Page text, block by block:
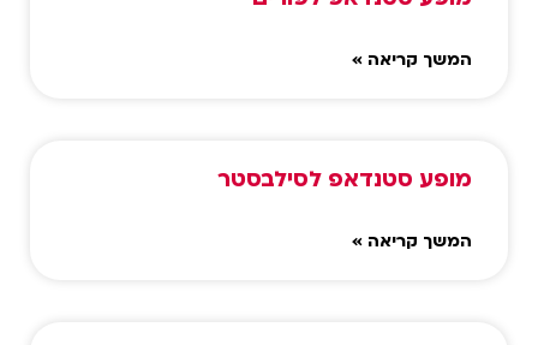
המשך קריאה »
מופע סטנדאפ לסילבסטר
המשך קריאה »